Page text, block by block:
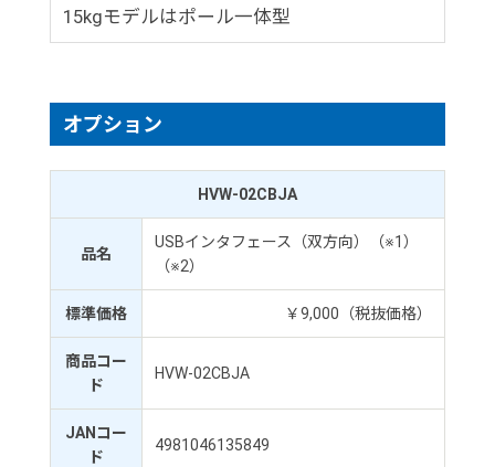
15kgモデルはポール一体型
オプション
HVW-02CBJA
品名
USBインタフェース（双方向）（※1）
（※2）
標準価格 ￥9,000（税抜価格）
商品コー
ド
HVW-02CBJA
JANコー
ド
4981046135849